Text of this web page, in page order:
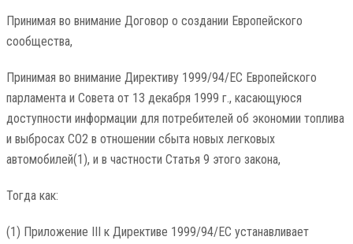
Принимая во внимание Договор о создании Европейского
сообщества,
Принимая во внимание Директиву 1999/94/EC Европейского
парламента и Совета от 13 декабря 1999 г., касающуюся
доступности информации для потребителей об экономии топлива
и выбросах CO2 в отношении сбыта новых легковых
автомобилей(1), и в частности Статья 9 этого закона,
Тогда как:
(1) Приложение III к Директиве 1999/94/EC устанавливает